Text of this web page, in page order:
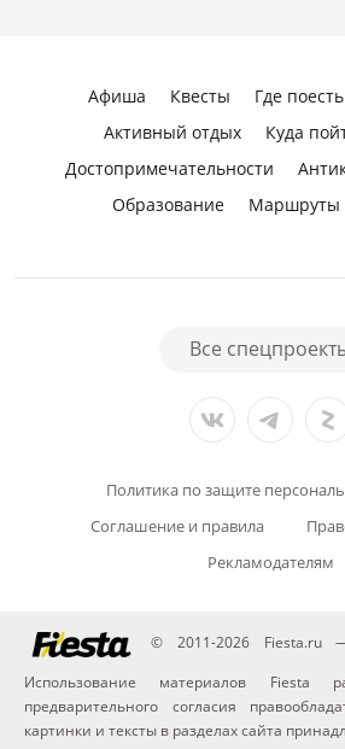
Афиша Квесты Где поесть
Активный отдых
Куда
Достопримечательности
Образование
Маршруты
Все
Политика по защите
Соглашение и правила
Рекламодателям
© 2011-2026
Использование материалов Fiesta
предварительного согласия
картинки и тексты в разделах сайта